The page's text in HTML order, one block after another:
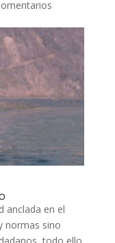
anclada en el
normas sino
todo ello